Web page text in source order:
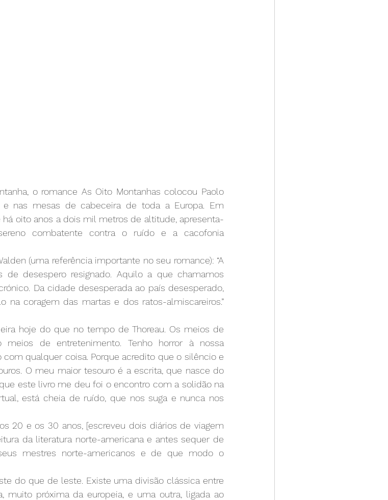
o romance As Oito Montanhas colocou Paolo
nas mesas de cabeceira de toda a Europa. Em
oito anos a dois mil metros de altitude, apresenta-
combatente contra o ruído e a cacofonia
(uma referência importante no seu romance): “A
desespero resignado. Aquilo a que chamamos
Da cidade desesperada ao país desesperado,
na coragem das martas e dos ratos-almiscareiros.”
hoje do que no tempo de Thoreau. Os meios de
meios de entretenimento. Tenho horror à nossa
qualquer coisa. Porque acredito que o silêncio e
O meu maior tesouro é a escrita, que nasce do
este livro me deu foi o encontro com a solidão na
está cheia de ruído, que nos suga e nunca nos
20 e os 30 anos, [escreveu dois diários de viagem
da literatura norte-americana e antes sequer de
mestres norte-americanos e de que modo o
do que de leste. Existe uma divisão clássica entre
muito próxima da europeia, e uma outra, ligada ao